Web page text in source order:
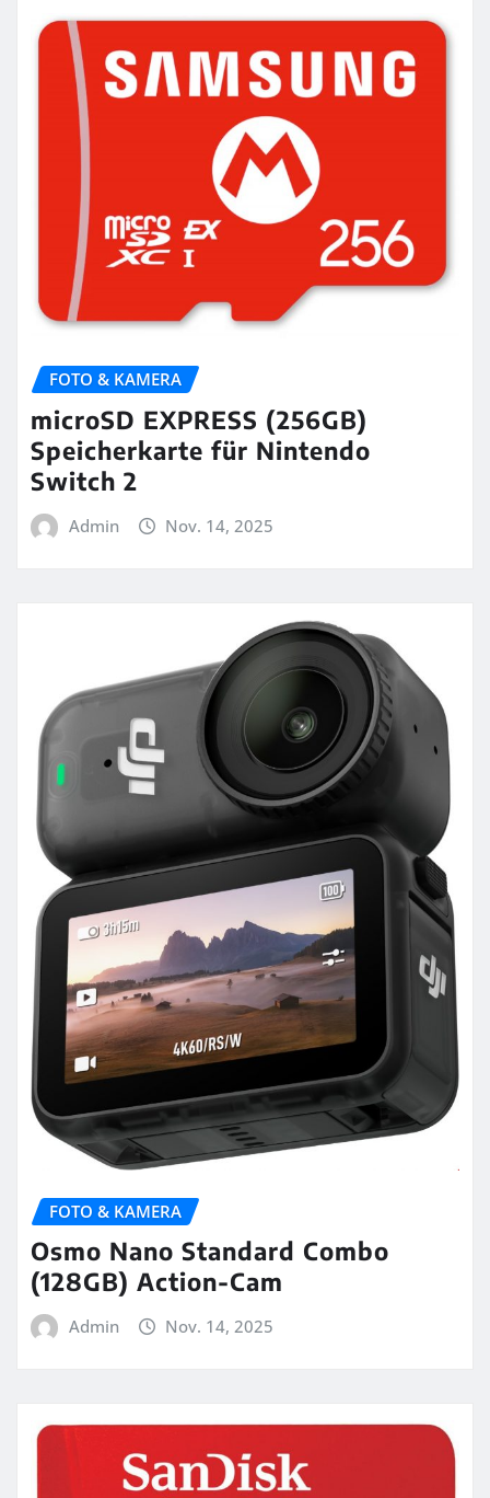
FOTO & KAMERA
microSD EXPRESS (256GB)
Speicherkarte für Nintendo
Switch 2
Admin Nov. 14, 2025
FOTO & KAMERA
Osmo Nano Standard Combo
(128GB) Action-Cam
Admin Nov. 14, 2025